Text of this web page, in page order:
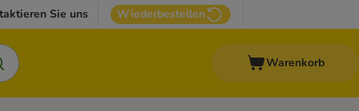
Sie uns Wiederbestellen
Warenkorb